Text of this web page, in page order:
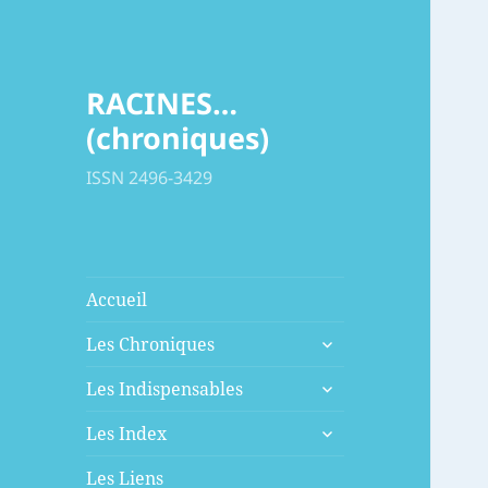
RACINES…
(chroniques)
ISSN 2496-3429
Accueil
Les Chroniques
ouvrir
sous-
Les Indispensables
ouvrir
sous-
Les Index
ouvrir
Les Liens